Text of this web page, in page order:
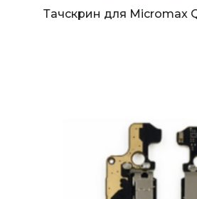
Тачскрин для Micromax